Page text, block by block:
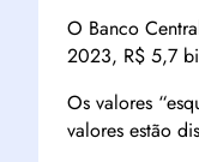
O Banco
2023, R$ 5,7
Os valores
valores estão